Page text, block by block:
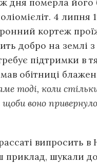
4 липня
кортеж
добро на землі
підтримки в
обітниці
коли стільки
воно
випросить в
приклад, шукали